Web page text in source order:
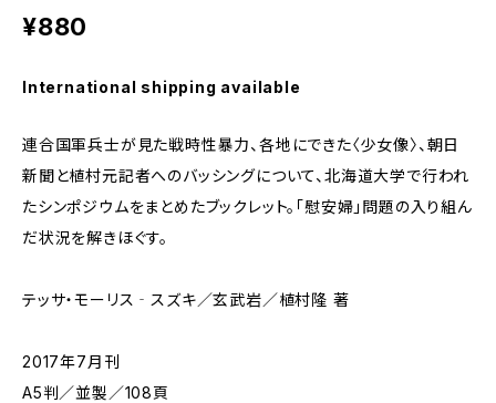
¥880
International shipping available
連合国軍兵士が見た戦時性暴力、各地にできた〈少女像〉、朝日
新聞と植村元記者へのバッシングについて、北海道大学で行われ
たシンポジウムをまとめたブックレット。「慰安婦」問題の入り組ん
だ状況を解きほぐす。
テッサ・モーリス‐スズキ／玄武岩／植村隆 著
2017年7月刊
A5判／並製／108頁